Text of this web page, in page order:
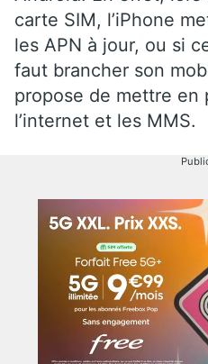
carte SIM, l’iPhone
les APN à jour, ou si
faut brancher son
propose de mettre en
l’internet et les MMS.